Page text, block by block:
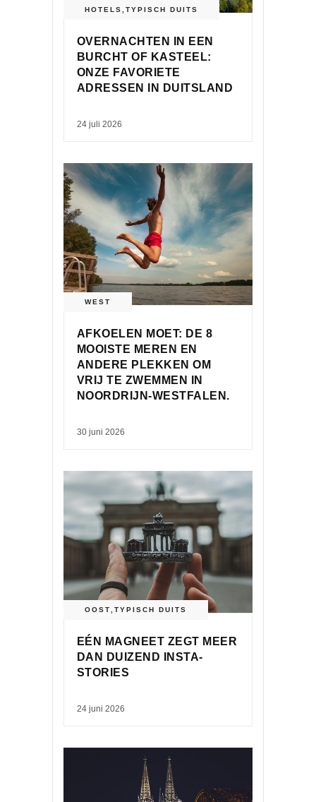
HOTELS,TYPISCH DUITS
OVERNACHTEN IN EEN
BURCHT OF KASTEEL:
ONZE FAVORIETE
ADRESSEN IN DUITSLAND
24 juli 2026
WEST
AFKOELEN MOET: DE 8
MOOISTE MEREN EN
ANDERE PLEKKEN OM
VRIJ TE ZWEMMEN IN
NOORDRIJN-WESTFALEN.
30 juni 2026
OOST,TYPISCH DUITS
EÉN MAGNEET ZEGT MEER
DAN DUIZEND INSTA-
STORIES
24 juni 2026